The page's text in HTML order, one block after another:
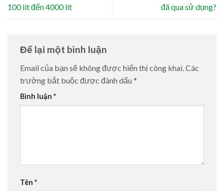
100 lít đến 4000 lít
đã qua sử dụng?
Để lại một bình luận
Email của bạn sẽ không được hiển thị công khai.Các
trường bắt buộc được đánh dấu *
Bình luận *
Tên *